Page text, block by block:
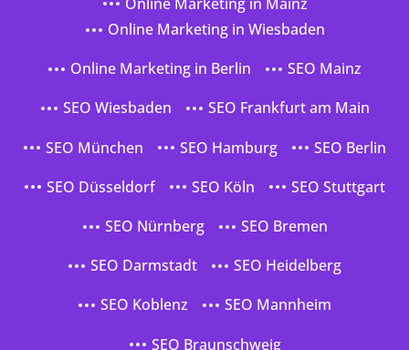
Online Marketing in Wiesbaden
Online Marketing in Berlin
SEO Mainz
SEO Wiesbaden
SEO Frankfurt am Main
SEO München
SEO Hamburg
SEO Berlin
SEO Düsseldorf
SEO Köln
SEO Stuttgart
SEO Nürnberg
SEO Bremen
SEO Darmstadt
SEO Heidelberg
SEO Koblenz
SEO Mannheim
SEO Braunschweig